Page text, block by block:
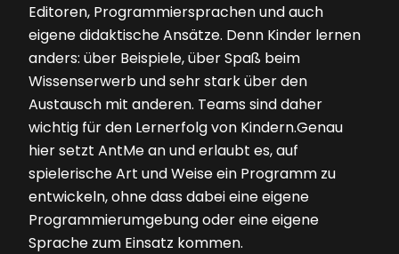
Editoren, Programmiersprachen und auch
eigene ­didaktische Ansätze. Denn Kinder lernen
anders: über Beispiele, über Spaß beim
Wissenserwerb und sehr stark über den
Austausch mit anderen. Teams sind daher
wichtig für den Lern­erfolg von Kindern.Genau
hier setzt AntMe an und erlaubt es, auf
spielerische Art und Weise ein Programm zu
entwickeln, ohne dass dabei eine eigene
Programmierumgebung oder eine eigene
Sprache zum Einsatz kommen.